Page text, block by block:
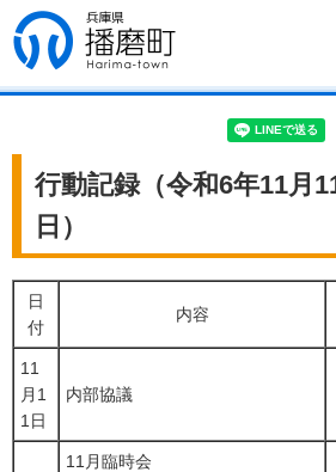
兵庫県 播磨
町
行動記録（令和6年11月
日）
日
付
内容
11
月1
1日
内部協議
11月臨時会